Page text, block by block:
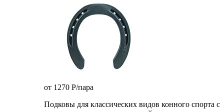
от 1270 P/пара
Подковы для классических видов конного спорта с